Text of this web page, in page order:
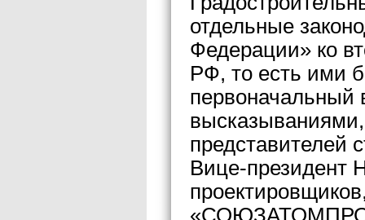
отдельные
Федерации» ко
РФ, то есть ими
первоначальный
представителей
Вице-президент